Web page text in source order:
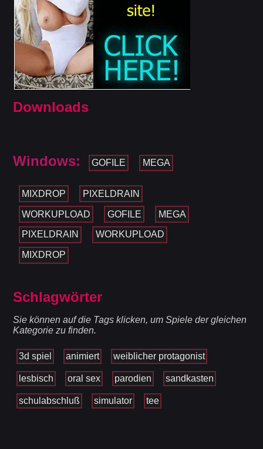
Downloads
Windows: GOFILE MEGA
MIXDROP PIXELDRAIN
WORKUPLOAD GOFILE MEGA
PIXELDRAIN WORKUPLOAD
MIXDROP
Schlagwörter
Sie können auf die Tags klicken, um Spiele der gleichen
Kategorie zu finden.
3d spiel animiert weiblicher protagonist
lesbisch oral sex parodien sandkasten
schulabschluß simulator tee